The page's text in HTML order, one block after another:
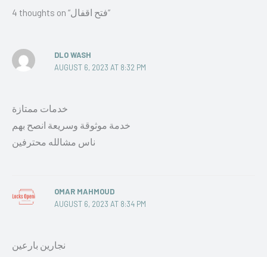
4 thoughts on “فتح اقفال”
DLO WASH
AUGUST 6, 2023 AT 8:32 PM
خدمات ممتازة
خدمة موثوقة وسريعة انصح بهم
ناس مشالله محترفين
OMAR MAHMOUD
AUGUST 6, 2023 AT 8:34 PM
نجارين بارعين